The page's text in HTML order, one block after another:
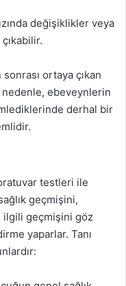
değişiklikler veya
ortaya çıkan
nedenle, ebeveynlerin
derhal bir
testleri ile
geçmişini,
ilgili geçmişini göz
yaparlar. Tanı